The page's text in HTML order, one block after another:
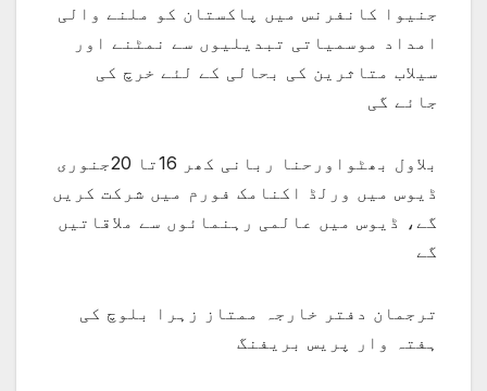
جنیوا کانفرنس میں پاکستان کو ملنے والی
امداد موسمیاتی تبدیلیوں سے نمٹنے اور
سیلاب متاثرین کی بحالی کے لئے خرچ کی
جائے گی
بلاول بھٹواورحنا ربانی کھر 16تا 20جنوری
ڈیوس میں ورلڈ اکنامک فورم میں شرکت کریں
گے، ڈیوس میں عالمی رہنمائوں سے ملاقاتیں
گے
ترجمان دفتر خارجہ ممتاز زہرا بلوچ کی
ہفتہ وار پریس بریفنگ